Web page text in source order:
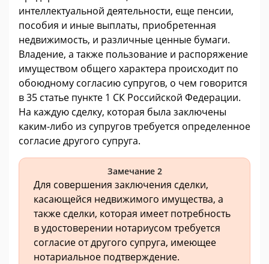
интеллектуальной деятельности, еще пенсии,
пособия и иные выплаты, приобретенная
недвижимость, и различные ценные бумаги.
Владение, а также пользование и распоряжение
имуществом общего характера происходит по
обоюдному согласию супругов, о чем говорится
в 35 статье пункте 1 СК Российской Федерации.
На каждую сделку, которая была заключены
каким-либо из супругов требуется определенное
согласие другого супруга.
Замечание 2
Для совершения заключения сделки,
касающейся недвижимого имущества, а
также сделки, которая имеет потребность
в удостоверении нотариусом требуется
согласие от другого супруга, имеющее
нотариальное подтверждение.